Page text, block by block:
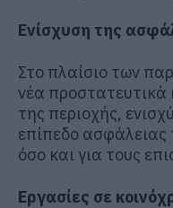
Ενίσχυση της
Στο πλαίσιο των
νέα προστατευτικά
της περιοχής,
επίπεδο ασφάλειας
όσο και για τους
Εργασίες σε